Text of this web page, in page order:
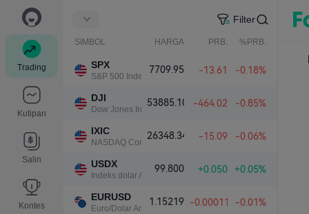
Trading
Kutipan
Salin
Kontes
Filter
SIMBOL HARGA PRB. %PRB.
SPX
S&P 500 Index
7709.95 -13.61 -0.18%
DJI
Dow Jones Industrial Average
53885.10 -464.02 -0.85%
IXIC
NASDAQ Composite Index
26348.34 -15.09 -0.06%
USDX
Indeks dolar AS
99.800 +0.050 +0.05%
EURUSD
Euro/Dolar Amerika
1.15219 -0.00011 -0.01%